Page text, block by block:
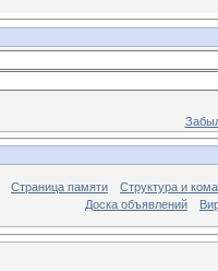
Страница памяти
Структура и
Доска объявлений